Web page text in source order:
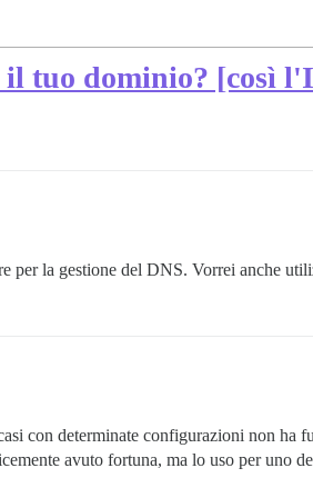
tuo dominio? [così
per la gestione del DNS. Vorrei anche
con determinate configurazioni non ha
avuto fortuna, ma lo uso per uno